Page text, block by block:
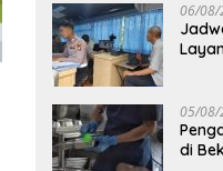
06/08/
05/08/
di